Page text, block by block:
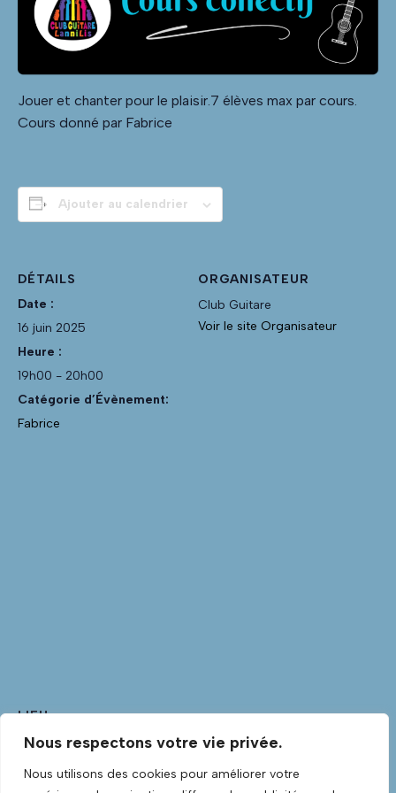
Nous respectons votre vie privée.
Nous utilisons des cookies pour améliorer votre
Jouer et chanter pour le plaisir.7 élèves max par cours.
Cours donné par Fabrice
Ajouter au calendrier
DÉTAILS
Date :
16 juin 2025
Heure :
19h00 - 20h00
Catégorie d’Évènement:
Fabrice
ORGANISATEUR
Club Guitare
Voir le site Organisateur
LIEU
Club Guitare